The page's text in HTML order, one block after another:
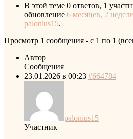
В этой теме 0 ответов, 1
обновление 6 месяцев, 2
palonius15.
Просмотр 1 сообщения - с 1 по 1
Автор
Сообщения
23.01.2026 в 00:23 #664784
palonius15
Участник